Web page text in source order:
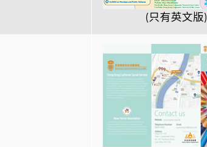
(只有英文版)